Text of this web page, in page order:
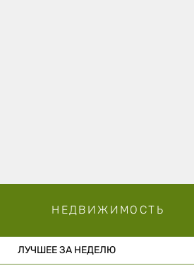
НЕДВИЖИМОСТЬ
ЛУЧШЕЕ ЗА НЕДЕЛЮ